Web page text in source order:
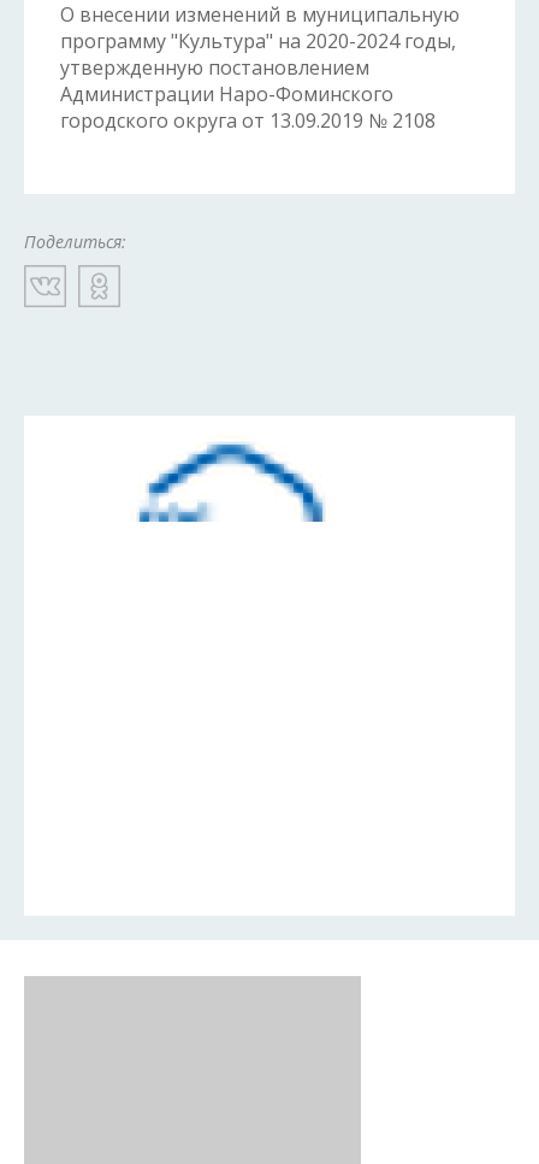
О внесении изменений в муниципальную
программу "Культура" на 2020-2024 годы,
утвержденную постановлением
Администрации Наро-Фоминского
городского округа от 13.09.2019 № 2108
Поделиться: